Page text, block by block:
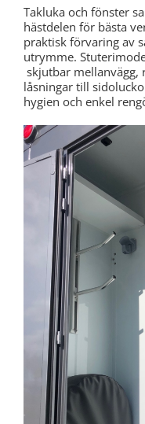
Takluka och fönster
hästdelen för bästa
praktisk förvaring av
utrymme.
skjutbar mellanvägg,
låsningar till
hygien och enkel